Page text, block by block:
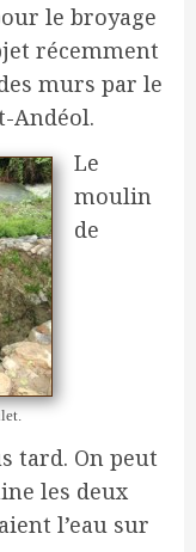
le broyage
récemment
murs par le
Andéol.
Le
moulin
de
tard. On peut
les deux
l’eau sur